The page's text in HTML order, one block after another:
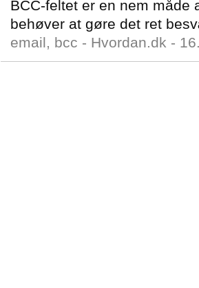
BCC-feltet er en nem måde
behøver at gøre det ret
email, bcc - Hvordan.dk -